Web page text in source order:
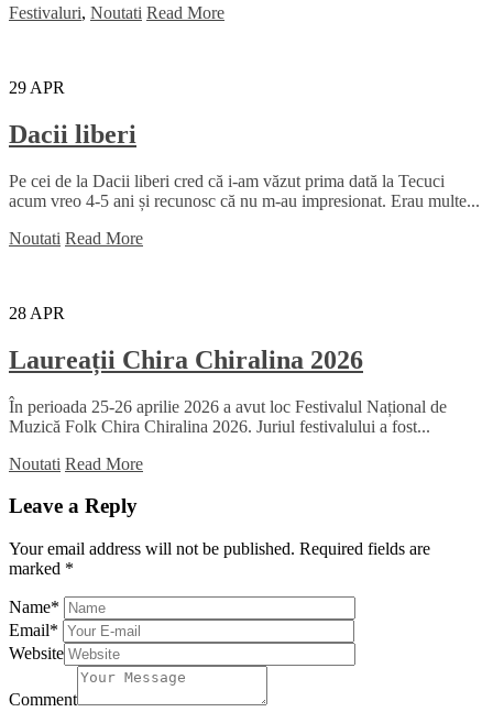
Festivaluri, Noutati Read More
29 APR
Dacii liberi
Pe cei de la Dacii liberi cred că i-am văzut prima dată la Tecuci
acum vreo 4-5 ani și recunosc că nu m-au impresionat. Erau multe...
Noutati Read More
28 APR
Laureații Chira Chiralina 2026
În perioada 25-26 aprilie 2026 a avut loc Festivalul Național de
Muzică Folk Chira Chiralina 2026. Juriul festivalului a fost...
Noutati Read More
Leave a Reply
Your email address will not be published. Required fields are
marked *
Name*
Email*
Website
Comment